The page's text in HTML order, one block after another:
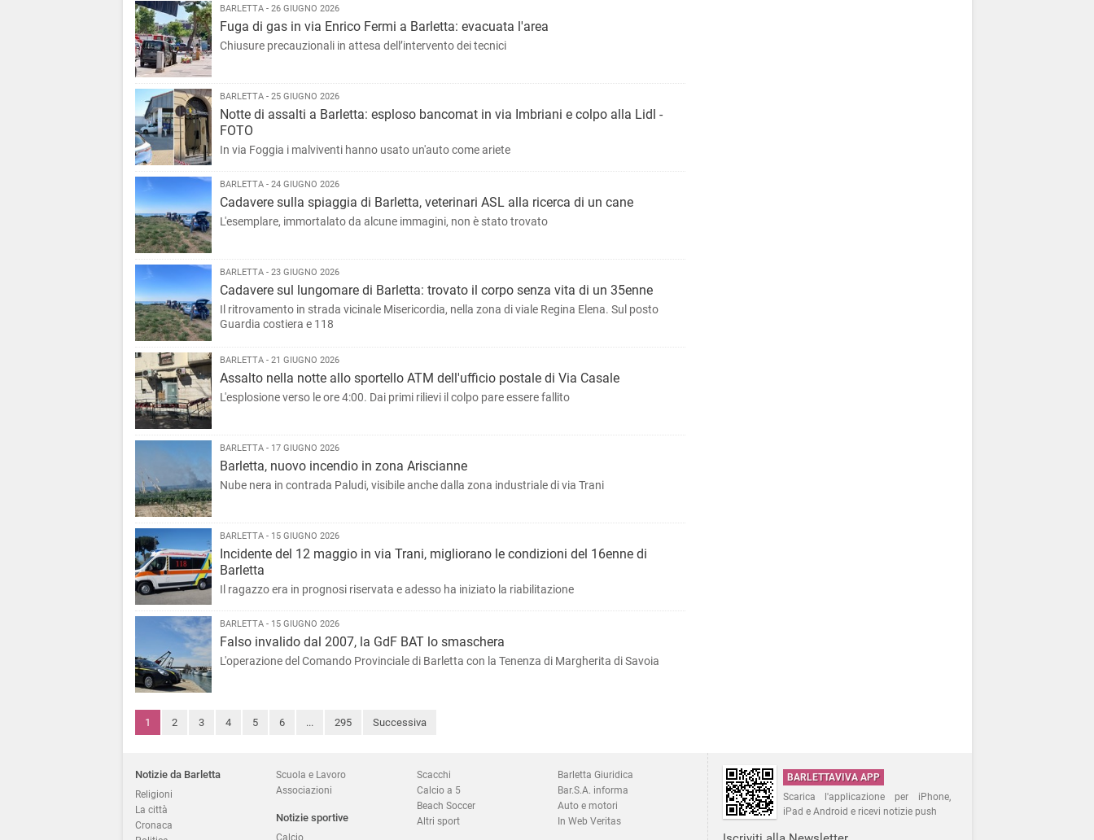
BARLETTA - 26 GIUGNO 2026
Fuga di gas in via Enrico Fermi a Barletta: evacuata l'area
Chiusure precauzionali in attesa dell’intervento dei tecnici
BARLETTA - 25 GIUGNO 2026
Notte di assalti a Barletta: esploso bancomat in via Imbriani e colpo alla Lidl -
FOTO
In via Foggia i malviventi hanno usato un'auto come ariete
BARLETTA - 24 GIUGNO 2026
Cadavere sulla spiaggia di Barletta, veterinari ASL alla ricerca di un cane
L'esemplare, immortalato da alcune immagini, non è stato trovato
BARLETTA - 23 GIUGNO 2026
Cadavere sul lungomare di Barletta: trovato il corpo senza vita di un 35enne
Il ritrovamento in strada vicinale Misericordia, nella zona di viale Regina Elena. Sul posto
Guardia costiera e 118
BARLETTA - 21 GIUGNO 2026
Assalto nella notte allo sportello ATM dell'ufficio postale di Via Casale
L'esplosione verso le ore 4:00. Dai primi rilievi il colpo pare essere fallito
BARLETTA - 17 GIUGNO 2026
Barletta, nuovo incendio in zona Ariscianne
Nube nera in contrada Paludi, visibile anche dalla zona industriale di via Trani
BARLETTA - 15 GIUGNO 2026
Incidente del 12 maggio in via Trani, migliorano le condizioni del 16enne di
Barletta
Il ragazzo era in prognosi riservata e adesso ha iniziato la riabilitazione
BARLETTA - 15 GIUGNO 2026
Falso invalido dal 2007, la GdF BAT lo smaschera
L'operazione del Comando Provinciale di Barletta con la Tenenza di Margherita di Savoia
1 2 3 4 5 6 ... 295 Successiva
Notizie da Barletta
Religioni
La città
Cronaca
Scuola e Lavoro
Associazioni
Notizie sportive
Calcio
Scacchi
Calcio a 5
Beach Soccer
Altri sport
Barletta Giuridica
Bar.S.A. informa
Auto e motori
In Web Veritas
BARLETTAVIVA APP
Scarica l'applicazione per iPhone,
iPad e Android e ricevi notizie push